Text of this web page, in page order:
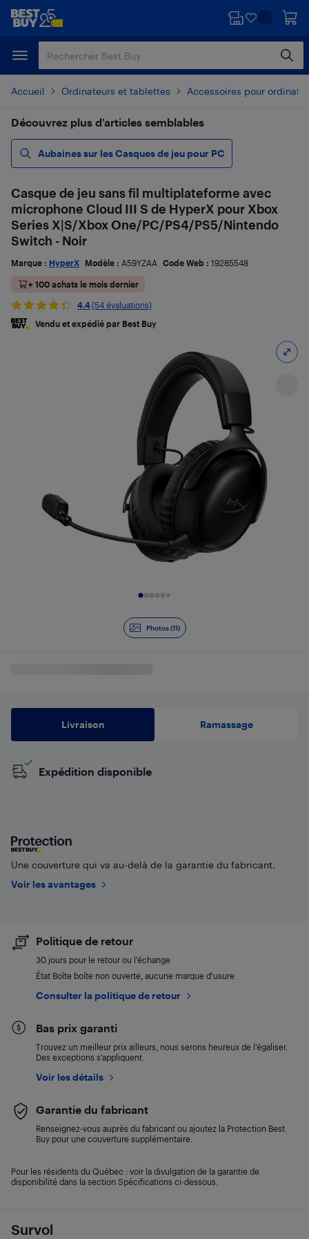
Passer
principal
Passer
Accueil Ordinateurs et tablettes Accessoires pour
Découvrez plus d’articles semblables
Aubaines sur les Casques de jeu pour PC
Photos (11)
Survol
Casque de jeu sans fil multiplateforme avec
microphone Cloud III S de HyperX pour Xbox
Series X|S/Xbox One/PC/PS4/PS5/Nintendo
Switch - Noir
Marque : HyperX Modèle : A59YZAA Code Web : 19285548
+ 100 achats le mois dernier
4.4(54 évaluations)
Vendu et expédié par Best Buy
Livraison Ramassage
Expédition disponible
Une couverture qui va au-delà de la garantie du fabricant.
Voir les avantages
Politique de retour
30 jours pour le retour ou l’échange
État Boîte boîte non ouverte, aucune marque d’usure
Consulter la politique de retour
Bas prix garanti
Trouvez un meilleur prix ailleurs, nous serons heureux de l’égaliser.
Des exceptions s’appliquent.
Voir les détails
Garantie du fabricant
Renseignez-vous auprès du fabricant ou ajoutez la Protection Best
Buy pour une couverture supplémentaire.
Pour les résidents du Québec : voir la divulgation de la garantie de
disponibilité dans la section Spécifications ci-dessous.